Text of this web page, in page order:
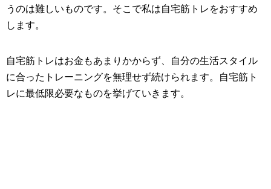
うのは難しいものです。そこで私は自宅筋トレをおすすめ
します。
自宅筋トレはお金もあまりかからず、自分の生活スタイル
に合ったトレーニングを無理せず続けられます。自宅筋ト
レに最低限必要なものを挙げていきます。